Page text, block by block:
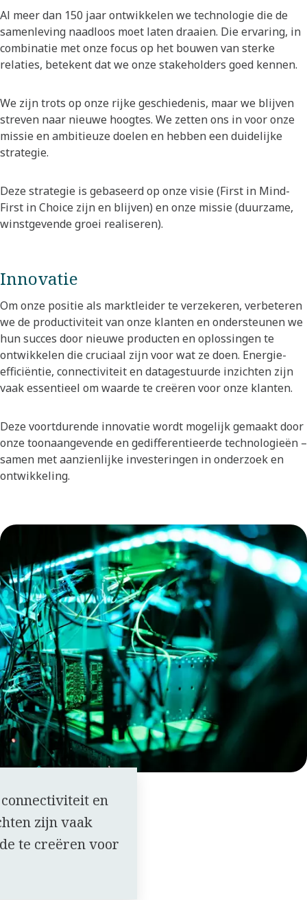
Al meer dan 150 jaar ontwikkelen we technologie die de
samenleving naadloos moet laten draaien. Die ervaring, in
combinatie met onze focus op het bouwen van sterke
relaties, betekent dat we onze stakeholders goed kennen.
We zijn trots op onze rijke geschiedenis, maar we blijven
streven naar nieuwe hoogtes. We zetten ons in voor onze
missie en ambitieuze doelen en hebben een duidelijke
strategie.
Deze strategie is gebaseerd op onze visie (First in Mind-
First in Choice zijn en blijven) en onze missie (duurzame,
winstgevende groei realiseren).
Innovatie
Om onze positie als marktleider te verzekeren, verbeteren
we de productiviteit van onze klanten en ondersteunen we
hun succes door nieuwe producten en oplossingen te
ontwikkelen die cruciaal zijn voor wat ze doen. Energie-
efficiëntie, connectiviteit en datagestuurde inzichten zijn
vaak essentieel om waarde te creëren voor onze klanten.​
Deze voortdurende innovatie wordt mogelijk gemaakt door
onze toonaangevende en gedifferentieerde technologieën –
samen met aanzienlijke investeringen in onderzoek en
ontwikkeling.
en
zijn vaak
te creëren voor